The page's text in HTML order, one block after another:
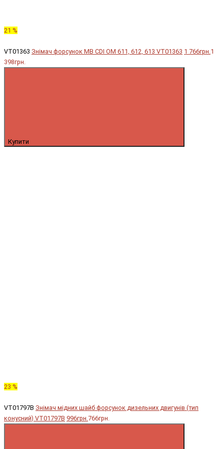
21 %
VT01363 Знімач форсунок MB CDI OM 611, 612, 613 VT01363 1 766грн.1
398грн.
Купити
23 %
VT01797B Знімач мідних шайб форсунок дизельних двигунів (тип
конусний) VT01797B 996грн.766грн.